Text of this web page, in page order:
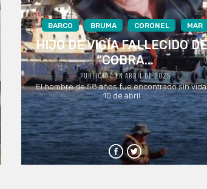
BARCO BRUMA CORONEL MAR
HIJO DE VIGÍA FALLECIDO
“COBRA...
PUBLICADO EN ABRIL DE 2025
El hombre de 58 años fue encontrado sin
10 de abril ...